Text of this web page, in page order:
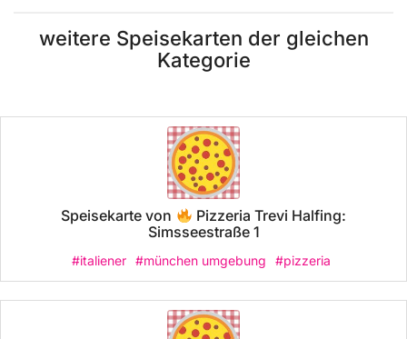
weitere Speisekarten der gleichen
Kategorie
Speisekarte von
Pizzeria Trevi Halfing:
Simsseestraße 1
#italiener #münchen umgebung #pizzeria